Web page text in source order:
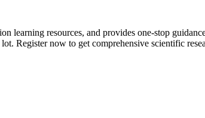
learning resources, and provides one-stop
lot. Register now to get comprehensive scientific